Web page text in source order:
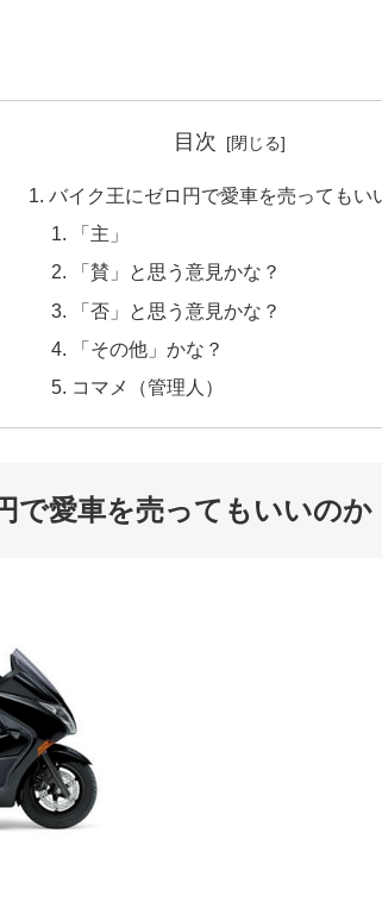
目次
バイク王にゼロ円で愛車を売ってもい
「主」
「賛」と思う意見かな？
「否」と思う意見かな？
「その他」かな？
コマメ（管理人）
で愛車を売ってもいいのか